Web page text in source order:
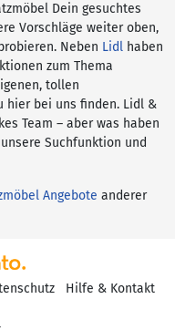
Dein gesuchtes
Vorschläge weiter oben,
Neben Lidl haben
zum Thema
tollen
hier bei uns finden. Lidl &
Team – aber was haben
Suchfunktion und
Angebote anderer
Hilfe & Kontakt